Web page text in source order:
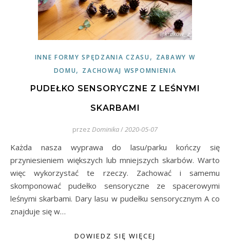
INNE FORMY SPĘDZANIA CZASU , ZABAWY W
DOMU, ZACHOWAJ WSPOMNIENIA
PUDEŁKO SENSORYCZNE Z LEŚNYMI
SKARBAMI
przez Dominika/2020-05-07
Każda nasza wyprawa do lasu/parku kończy się
przyniesieniem większych lub mniejszych skarbów. Warto
więc wykorzystać te rzeczy. Zachować i samemu
skomponować pudełko sensoryczne ze spacerowymi
leśnymi skarbami. Dary lasu w pudełku sensorycznym A co
znajduje się w…
DOWIEDZ SIĘ WIĘCEJ